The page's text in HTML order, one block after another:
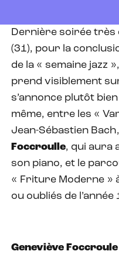
Dernière soirée très
(31), pour la
de la « semaine jazz
prend visiblement
s’annonce plutôt
même, entre les «
Jean-Sébastien
Foccroulle, qui aura
son piano, et le
« Friture Moderne »
ou oubliés de l’année
Geneviève Foccroule